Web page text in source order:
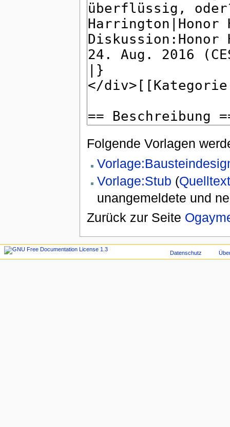
Folgende Vorlagen
Vorlage:Stub (
unangemeldete und
Zurück zur Seite
Datenschutz